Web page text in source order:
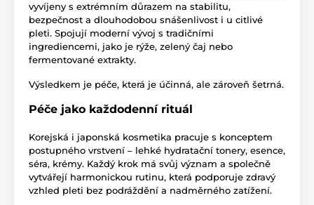
vyvíjeny s extrémním důrazem na stabilitu,
bezpečnost a dlouhodobou snášenlivost i u citlivé
pleti. Spojují moderní vývoj s tradičními
ingrediencemi, jako je rýže, zelený čaj nebo
fermentované extrakty.
Výsledkem je péče, která je účinná, ale zároveň šetrná.
Péče jako každodenní rituál
Korejská i japonská kosmetika pracuje s konceptem
postupného vrstvení – lehké hydratační tonery, esence,
séra, krémy. Každý krok má svůj význam a společně
vytvářejí harmonickou rutinu, která podporuje zdravý
vzhled pleti bez podráždění a nadměrného zatížení.